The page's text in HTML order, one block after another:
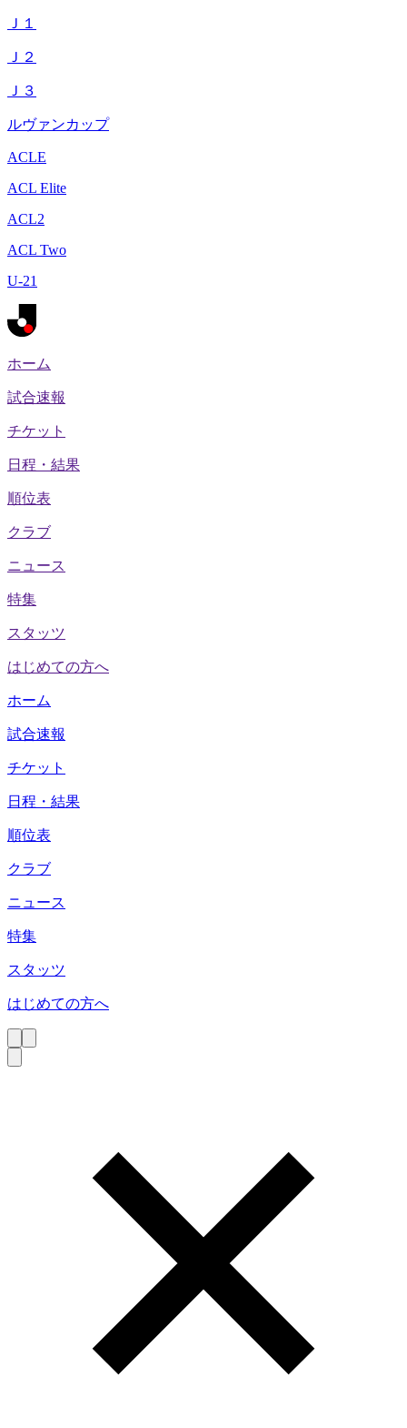
Ｊ１
Ｊ２
Ｊ３
ルヴァンカップ
ACLE
ACL Elite
ACL2
ACL Two
U-21
ホーム
試合速報
チケット
日程・結果
順位表
クラブ
ニュース
特集
スタッツ
はじめての方へ
ホーム
試合速報
チケット
日程・結果
順位表
クラブ
ニュース
特集
スタッツ
はじめての方へ